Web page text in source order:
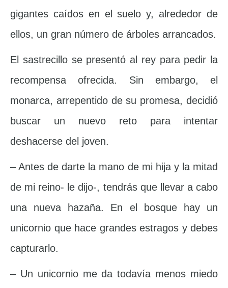
gigantes caídos en el suelo y, alrededor de
ellos, un gran número de árboles arrancados.
El sastrecillo se presentó al rey para pedir la
recompensa ofrecida. Sin embargo, el
monarca, arrepentido de su promesa, decidió
buscar un nuevo reto para intentar
deshacerse del joven.
– Antes de darte la mano de mi hija y la mitad
de mi reino- le dijo-, tendrás que llevar a cabo
una nueva hazaña. En el bosque hay un
unicornio que hace grandes estragos y debes
capturarlo.
– Un unicornio me da todavía menos miedo